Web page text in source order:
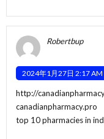
Robertbup
2024年1月27日 2:17 AM
http://
canadianpharmacy.pro
top 10 pharmacies in